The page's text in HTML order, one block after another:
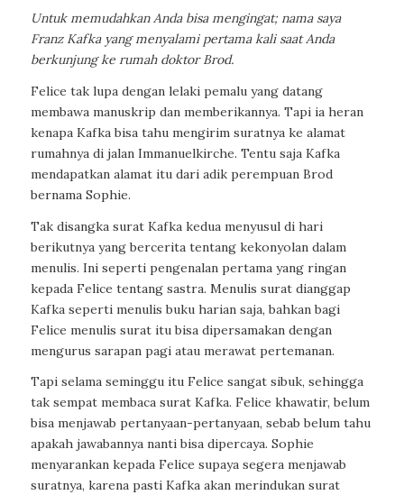
Untuk memudahkan Anda bisa mengingat; nama saya
Franz Kafka yang menyalami pertama kali saat Anda
berkunjung ke rumah doktor Brod.
Felice tak lupa dengan lelaki pemalu yang datang
membawa manuskrip dan memberikannya. Tapi ia heran
kenapa Kafka bisa tahu mengirim suratnya ke alamat
rumahnya di jalan Immanuelkirche. Tentu saja Kafka
mendapatkan alamat itu dari adik perempuan Brod
bernama Sophie.
Tak disangka surat Kafka kedua menyusul di hari
berikutnya yang bercerita tentang kekonyolan dalam
menulis. Ini seperti pengenalan pertama yang ringan
kepada Felice tentang sastra. Menulis surat dianggap
Kafka seperti menulis buku harian saja, bahkan bagi
Felice menulis surat itu bisa dipersamakan dengan
mengurus sarapan pagi atau merawat pertemanan.
Tapi selama seminggu itu Felice sangat sibuk, sehingga
tak sempat membaca surat Kafka. Felice khawatir, belum
bisa menjawab pertanyaan-pertanyaan, sebab belum tahu
apakah jawabannya nanti bisa dipercaya. Sophie
menyarankan kepada Felice supaya segera menjawab
suratnya, karena pasti Kafka akan merindukan surat